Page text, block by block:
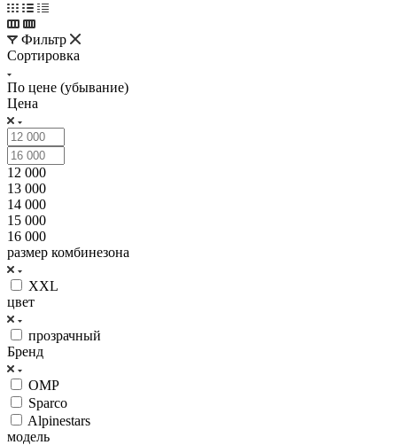
Фильтр
Сортировка
По цене (убывание)
Цена
12 000
13 000
14 000
15 000
16 000
размер комбинезона
XXL
цвет
прозрачный
Бренд
OMP
Sparco
Alpinestars
модель